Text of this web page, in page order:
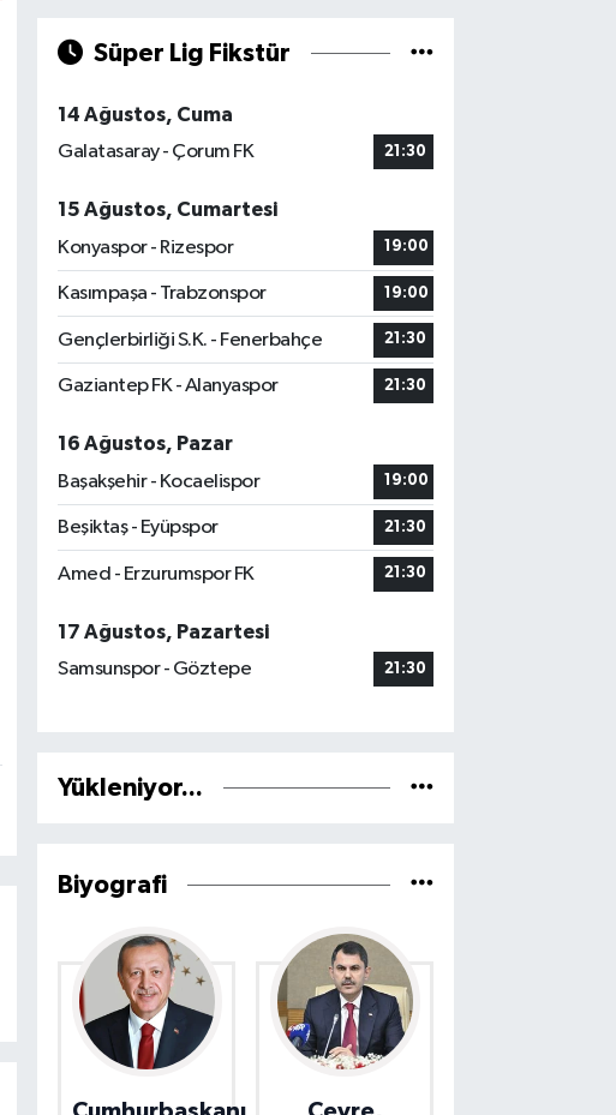
Süper Lig Fikstür
14 Ağustos, Cuma
Galatasaray - Çorum FK
21:30
15 Ağustos, Cumartesi
Konyaspor - Rizespor
19:00
Kasımpaşa - Trabzonspor 19:00
Gençlerbirliği S.K. - Fenerbahçe 21:30
Gaziantep FK - Alanyaspor 21:30
16 Ağustos, Pazar
Başakşehir - Kocaelispor
19:00
Beşiktaş - Eyüpspor 21:30
Amed - Erzurumspor FK 21:30
17 Ağustos, Pazartesi
Samsunspor - Göztepe
21:30
Yükleniyor...
Biyografi